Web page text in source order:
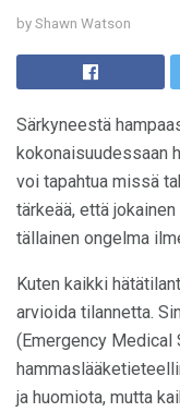
by Shawn Watson
Särkyneestä
kokonaisuudessaan
voi tapahtua missä
tärkeää, että
tällainen ongelma
Kuten kaikki
arvioida tilannetta.
(Emergency Medical
ja huomiota, mutta